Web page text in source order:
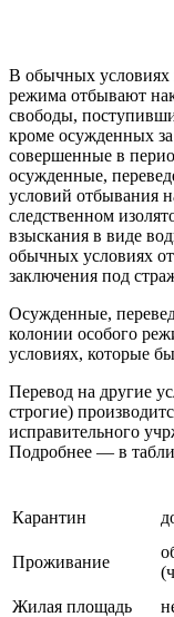
В обычных условиях
режима отбывают
свободы,
кроме осужденных
совершенные в
осужденные,
условий отбывания
следственном
взыскания в виде
обычных условиях
заключения под
Осужденные,
колонии особого
условиях, которые
Перевод на другие
строгие)
исправительного
Подробнее — в
Карантин
Проживание
Жилая площадь